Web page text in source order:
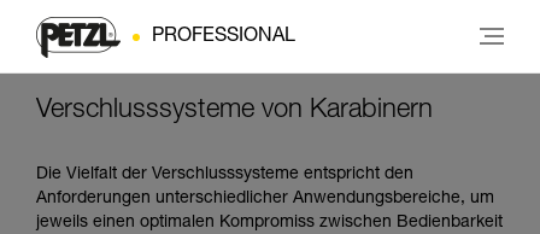
PROFESSIONAL
Verschlusssysteme von Karabinern
Die Vielfalt der Verschlusssysteme entspricht den
Anforderungen unterschiedlicher Anwendungsbereiche, um
jeweils einen optimalen Kompromiss zwischen Bedienbarkeit